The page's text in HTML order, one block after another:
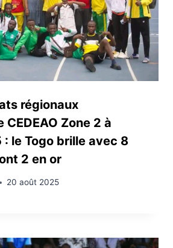
régionaux
CEDEAO Zone 2 à
le Togo brille avec 8
2 en or
20 août 2025